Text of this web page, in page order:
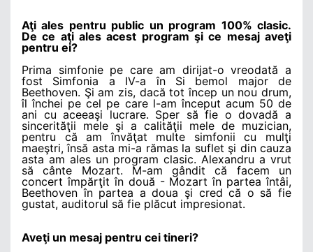
Aţi ales pentru public un program 100% clasic.
De ce aţi ales acest program şi ce mesaj aveţi
pentru ei?
Prima simfonie pe care am dirijat-o vreodată a
fost Simfonia a IV-a în Si bemol major de
Beethoven. Şi am zis, dacă tot încep un nou drum,
îl închei pe cel pe care l-am început acum 50 de
ani cu aceeaşi lucrare. Sper să fie o dovadă a
sincerităţii mele şi a calităţii mele de muzician,
pentru că am învăţat multe simfonii cu mulţi
maeştri, însă asta mi-a rămas la suflet şi din cauza
asta am ales un program clasic. Alexandru a vrut
să cânte Mozart. M-am gândit că facem un
concert împărţit în două - Mozart în partea întâi,
Beethoven în partea a doua şi cred că o să fie
gustat, auditorul să fie plăcut impresionat.
Aveţi un mesaj pentru cei tineri?